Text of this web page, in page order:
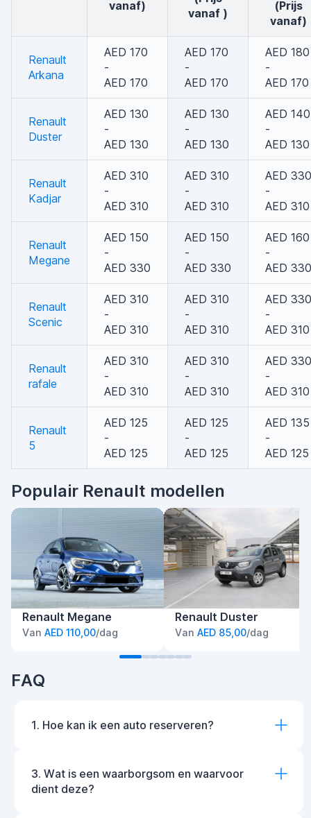
vanaf)
vanaf )
(Prijs
vanaf)
Renault
Arkana
AED 170
-
AED 170
AED 170
-
AED 170
AED 180
-
AED 170
Renault
Duster
AED 130
-
AED 130
AED 130
-
AED 130
AED 140
-
AED 130
Renault
Kadjar
AED 310
-
AED 310
AED 310
-
AED 310
AED 330
-
AED 310
Renault
Megane
AED 150
-
AED 330
AED 150
-
AED 330
AED 160
-
AED 330
Renault
Scenic
AED 310
-
AED 310
AED 310
-
AED 310
AED 330
-
AED 310
Renault
rafale
AED 310
-
AED 310
AED 310
-
AED 310
AED 330
-
AED 310
Renault
5
AED 125
-
AED 125
AED 125
-
AED 125
AED 135
-
AED 125
Populair Renault modellen
Renault Megane
Van AED 110,00/dag
Renault Duster
Van AED 85,00/dag
FAQ
1. Hoe kan ik een auto reserveren?
3. Wat is een waarborgsom en waarvoor
dient deze?